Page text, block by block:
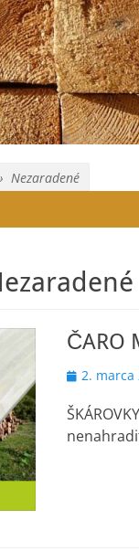
Nezaradené
ČARO
Posted
2. marca